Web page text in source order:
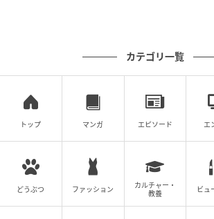
2026年下半期は、上半期に整えてきた
「自分自身を表現すること」が大きな
ながら、課題を整理し、土台を築いて
たはず。その積み重ねが、下半期には
って現れ始めるでしょう。
7月以降、木星は獅子座へと移動し、
カテゴリ一覧
トップ マンガ エピソード エ
どうぶつ ファッション
カルチャー・
教養
ビュ